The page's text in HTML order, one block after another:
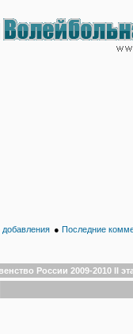
● Последние
России 2009-2010 II